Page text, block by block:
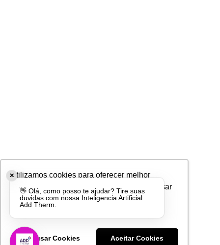
Utilizamos cookies para oferecer melhor
experiência, melhorar o desempenho, analisar
como você interage em nosso site e
Recusar Cookies Aceitar Cookies
✕
👋 Olá, como posso te ajudar? Tire suas
duvidas com nossa Inteligencia Artificial
Add Therm.